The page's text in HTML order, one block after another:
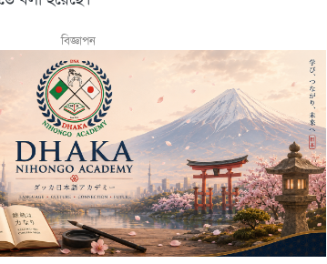
বিজ্ঞাপন